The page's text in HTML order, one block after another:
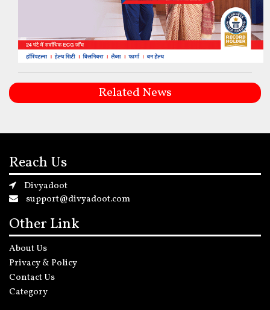
Related News
Reach Us
Divyadoot
support@divyadoot.com
Other Link
About Us
Privacy & Policy
Contact Us
Category